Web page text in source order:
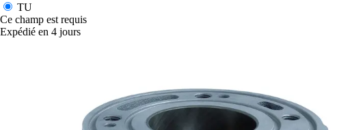
TU
Ce champ est requis
Expédié en 4 jours